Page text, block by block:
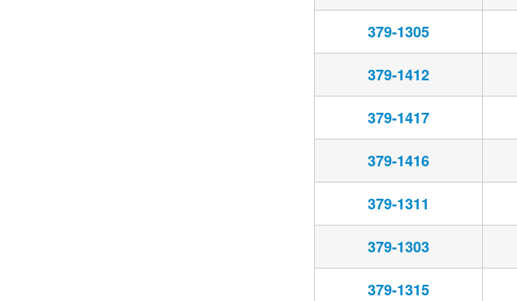
379-1305
379-1412
379-1417
379-1416
379-1311
379-1303
379-1315